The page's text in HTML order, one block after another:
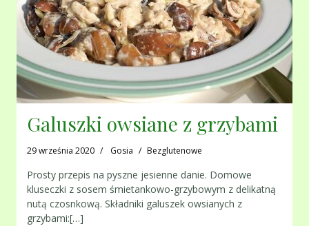
Galuszki owsiane z grzybami
29 września 2020 Gosia Bezglutenowe
Prosty przepis na pyszne jesienne danie. Domowe
kluseczki z sosem śmietankowo-grzybowym z delikatną
nutą czosnkową. Składniki galuszek owsianych z
grzybami:[…]